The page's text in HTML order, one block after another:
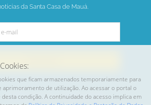
que ficam armazenados temporariamente para
aprimoramento de utilização. Ao acessar o portal o
condição. A continuidade do acesso implica em
da Santa Casa de Mauá.
Trabalhe Conosco Planos de Saúde